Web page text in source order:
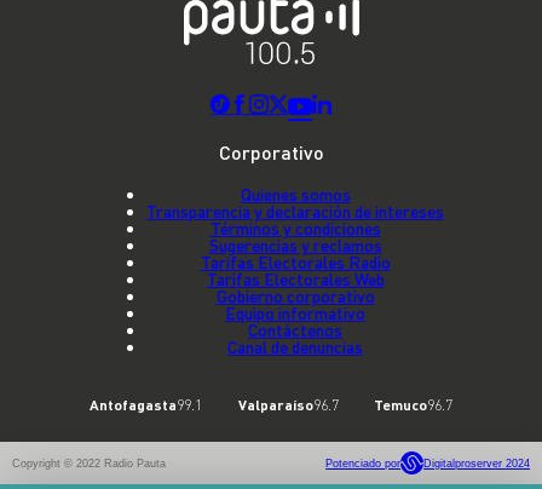
Corporativo
Quienes somos
Transparencia y declaración de intereses
Términos y condiciones
Sugerencias y reclamos
Tarifas Electorales Radio
Tarifas Electorales Web
Gobierno corporativo
Equipo informativo
Contáctenos
Canal de denuncias
Antofagasta99.1 Valparaíso96.7 Temuco96.7
Copyright © 2022 Radio Pauta Potenciado por Digitalproserver 2024